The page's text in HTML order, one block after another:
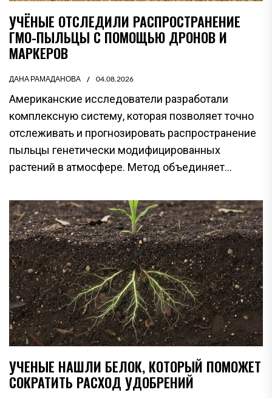
УЧЁНЫЕ ОТСЛЕДИЛИ РАСПРОСТРАНЕНИЕ
ГМО-ПЫЛЬЦЫ С ПОМОЩЬЮ ДРОНОВ И
МАРКЕРОВ
ДАНА РАМАДАНОВА 04.08.2026
Американские исследователи разработали
комплексную систему, которая позволяет точно
отслеживать и прогнозировать распространение
пыльцы генетически модифицированных
растений в атмосфере. Метод объединяет...
УЧЕНЫЕ НАШЛИ БЕЛОК, КОТОРЫЙ ПОМОЖЕТ
СОКРАТИТЬ РАСХОД УДОБРЕНИЙ